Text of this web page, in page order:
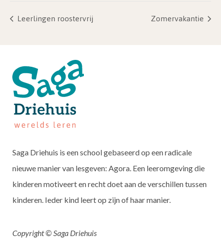
Leerlingen roostervrij
Zomervakantie
Saga Driehuis is een school gebaseerd op een radicale
nieuwe manier van lesgeven: Agora. Een leeromgeving die
kinderen motiveert en recht doet aan de verschillen tussen
kinderen. Ieder kind leert op zijn of haar manier.
Copyright © Saga Driehuis